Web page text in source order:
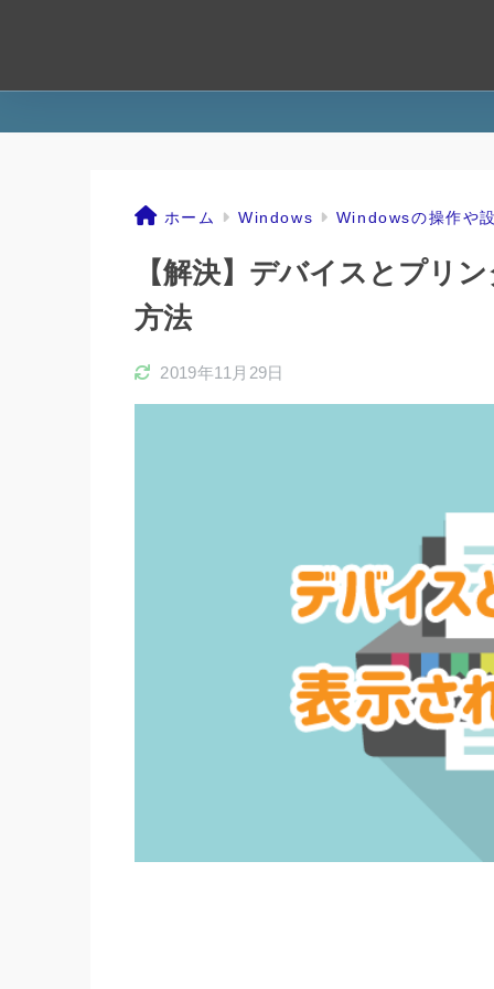
ホーム Windows Windowsの操作や
【解決】デバイスとプリ
方法
2019年11月29日